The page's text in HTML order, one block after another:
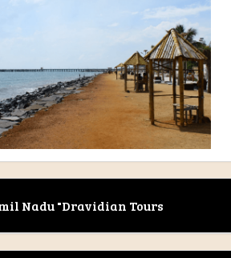
Nadu "Dravidian Tours